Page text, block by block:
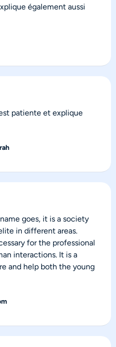
également aussi
patiente et explique
goes, it is a society
in different areas.
for the professional
interactions. It is a
and help both the young